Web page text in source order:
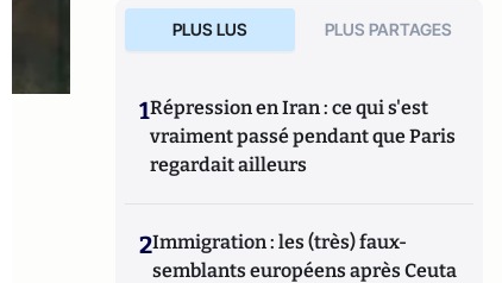
PLUS LUS PLUS PARTAGES
1Répression en Iran : ce qui s'est
vraiment passé pendant que Paris
regardait ailleurs
2Immigration : les (très) faux-
semblants européens après Ceuta